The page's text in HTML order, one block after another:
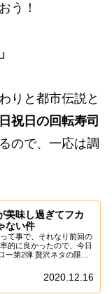
う！
りと都市伝説と
祝日の回転寿司
ので、一応は調
美味し過ぎてフカ
ない件
て事で、それなり前回の
的に良かったので、今日
ー第2弾 贅沢ネタの限界
で御座いま...2020.12.16